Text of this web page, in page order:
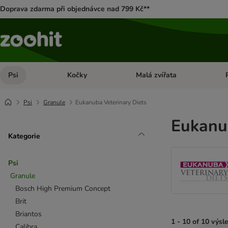
Doprava zdarma při objednávce nad 799 Kč**
Psi Otevřít menu: Psi
Kočky Otevřít menu: Kočky
Malá zvířata
Psi Granule Eukanuba Veterinary Diets
Kategorie
Psi
Granule
Bosch High Premium Concept
Brit
Briantos
1 - 10 of 10